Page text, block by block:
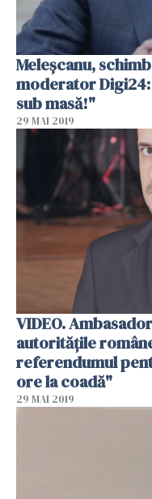
Meleşcanu,
moderator
sub masă!"
29 MAI 2019
VIDEO.
autorităţile
referendumul
ore la coadă"
29 MAI 2019